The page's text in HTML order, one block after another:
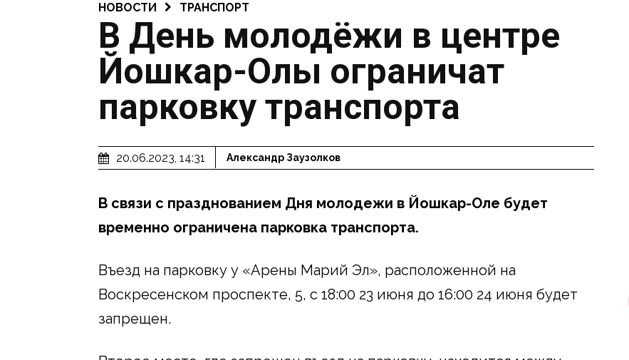
НОВОСТИ ТРАНСПОРТ
В День молодёжи в центре
Йошкар-Олы ограничат
парковку транспорта
20.06.2023, 14:31 Александр Заузолков
В связи с празднованием Дня молодежи в Йошкар-Оле будет
временно ограничена парковка транспорта.
Въезд на парковку у «Арены Марий Эл», расположенной на
Воскресенском проспекте, 5, с 18:00 23 июня до 16:00 24 июня будет
запрещен.